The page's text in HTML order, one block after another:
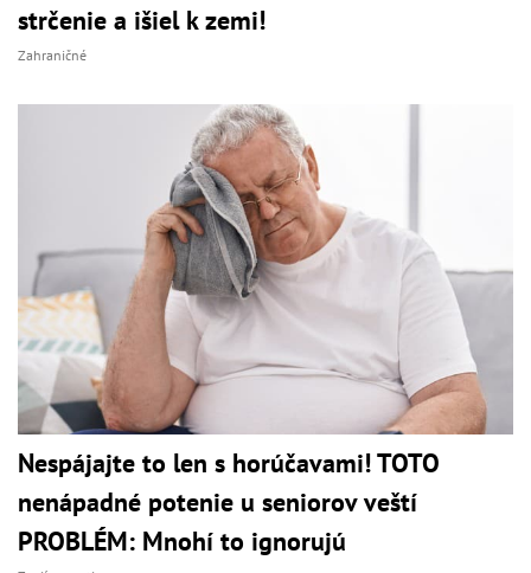
strčenie a išiel k zemi!
Zahraničné
Nespájajte to len s horúčavami! TOTO
nenápadné potenie u seniorov veští
PROBLÉM: Mnohí to ignorujú